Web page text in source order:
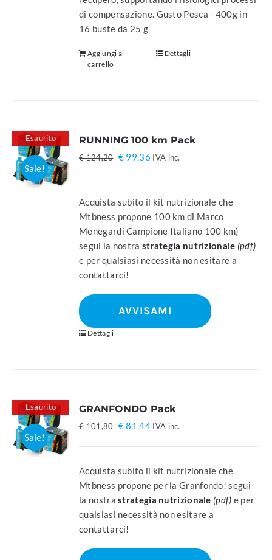
di compensazione. Gusto Pesca - 400g in
16 buste da 25 g
Aggiungi al
carrello
Dettagli
Esaurito
Sale!
RUNNING 100 km Pack
€124,20 Il
era:
€ 124,20.
€ 99,36 Il
è:
€ 99,36.
IVA inc.
Acquista subito il kit nutrizionale che
Mtbness propone 100 km di Marco
Menegardi Campione Italiano 100 km)
segui la nostra strategia nutrizionale (pdf)
e per qualsiasi necessità non esitare a
contattarci!
AVVISAMI
Dettagli
Esaurito
Sale!
GRANFONDO Pack
€101,80 Il
era:
€ 101,80.
€81,44Il
è:
€ 81,44.
IVA inc.
Acquista subito il kit nutrizionale che
Mtbness propone per la Granfondo! segui
la nostrastrategia nutrizionale (pdf) e per
qualsiasi necessità non esitare a
contattarci!